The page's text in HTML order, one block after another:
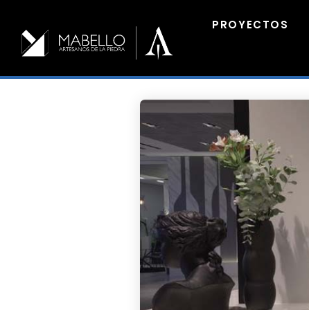
30
COLORES DE
GRANITO: ELIGE EL
MEJOR PARA TUS
ENCIMERAS
29
FEBRERO
2024
MÁRMOLES
NEGROS SAINT
LAURENT:
ELEGANCIA Y
TENDENCIA
PROYECTOS